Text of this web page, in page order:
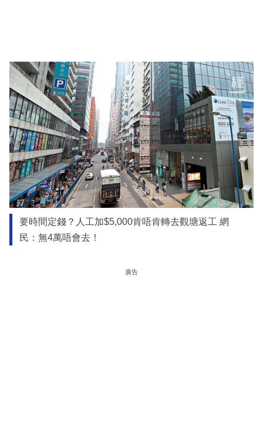
要時間定錢？人工加$5,000肯唔肯轉去觀塘返工 網
民：無4萬唔會去！
廣告